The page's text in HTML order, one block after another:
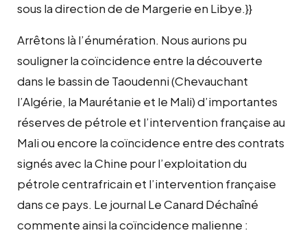
sous la direction de de Margerie en Libye.}}
Arrêtons là l’énumération. Nous aurions pu
souligner la coïncidence entre la découverte
dans le bassin de Taoudenni (Chevauchant
l’Algérie, la Maurétanie et le Mali) d’importantes
réserves de pétrole et l’intervention française au
Mali ou encore la coïncidence entre des contrats
signés avec la Chine pour l’exploitation du
pétrole centrafricain et l’intervention française
dans ce pays. Le journal Le Canard Déchaîné
commente ainsi la coïncidence malienne :